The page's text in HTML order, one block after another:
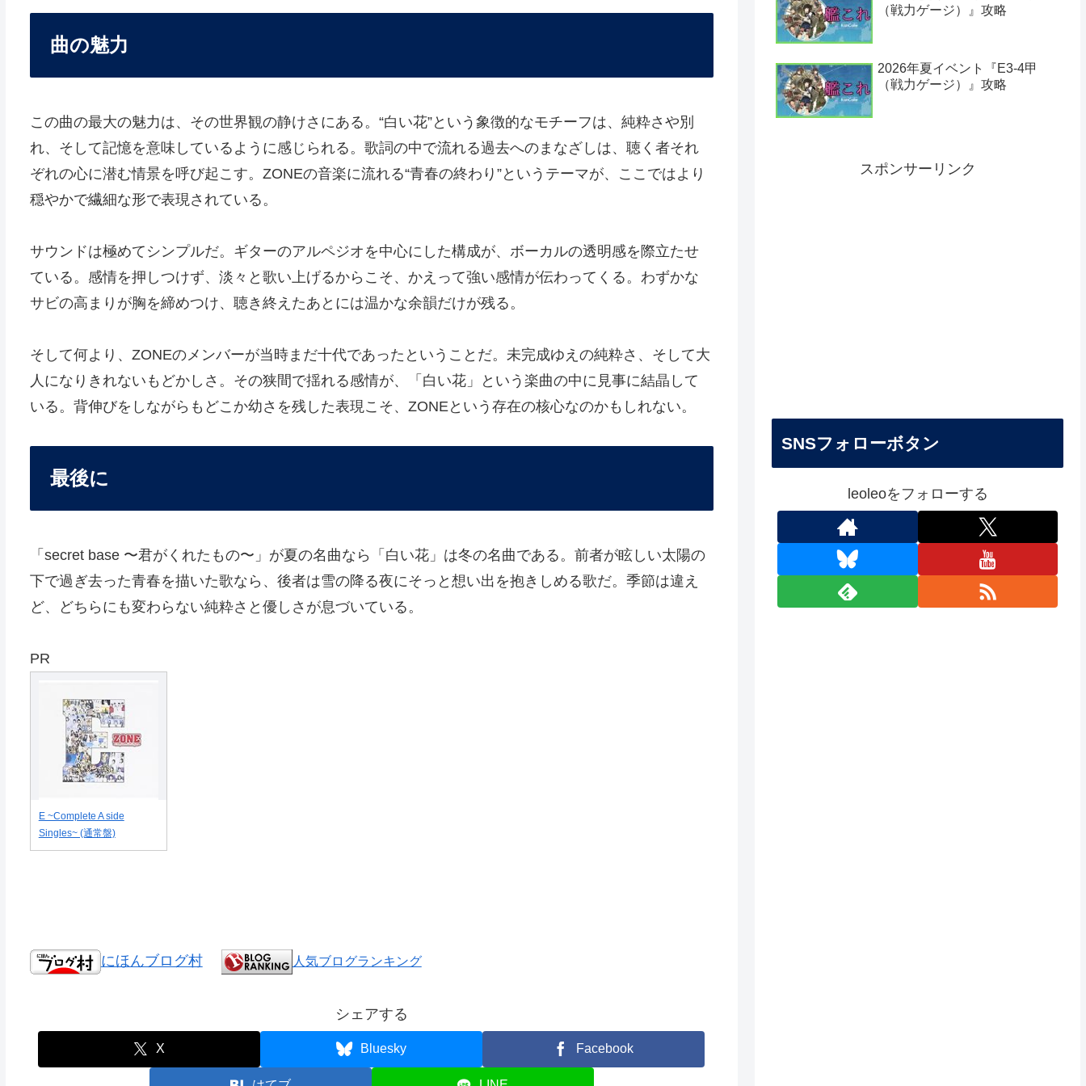
曲の魅力
この曲の最大の魅力は、その世界観の静けさにある。“白い花”という象徴的なモチーフは、純粋さや別
れ、そして記憶を意味しているように感じられる。歌詞の中で流れる過去へのまなざしは、聴く者それ
ぞれの心に潜む情景を呼び起こす。ZONEの音楽に流れる“青春の終わり”というテーマが、ここではより
穏やかで繊細な形で表現されている。
サウンドは極めてシンプルだ。ギターのアルペジオを中心にした構成が、ボーカルの透明感を際立たせ
ている。感情を押しつけず、淡々と歌い上げるからこそ、かえって強い感情が伝わってくる。わずかな
サビの高まりが胸を締めつけ、聴き終えたあとには温かな余韻だけが残る。
そして何より、ZONEのメンバーが当時まだ十代であったということだ。未完成ゆえの純粋さ、そして大
人になりきれないもどかしさ。その狭間で揺れる感情が、「白い花」という楽曲の中に見事に結晶して
いる。背伸びをしながらもどこか幼さを残した表現こそ、ZONEという存在の核心なのかもしれない。
最後に
「secret base 〜君がくれたもの〜」が夏の名曲なら「白い花」は冬の名曲である。前者が眩しい太陽の
下で過ぎ去った青春を描いた歌なら、後者は雪の降る夜にそっと想い出を抱きしめる歌だ。季節は違え
ど、どちらにも変わらない純粋さと優しさが息づいている。
PR
E ~Complete A side
Singles~ (通常盤)
にほんブログ村 人気ブログランキング
シェアする
X Bluesky Facebook
（戦力ゲージ）』攻略
2026年夏イベント『E3-4甲
（戦力ゲージ）』攻略
スポンサーリンク
SNSフォローボタン
leoleoをフォローする